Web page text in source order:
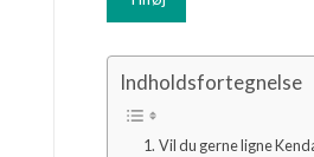
Indholdsfortegnelse
Vil du gerne ligne